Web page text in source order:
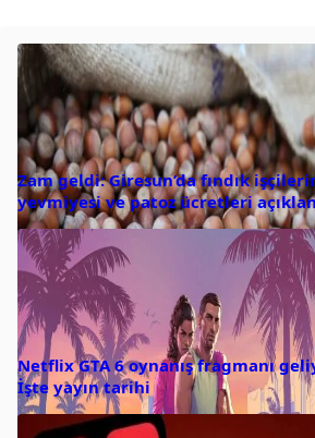
Zam geldi: Giresun’da fındık
yevmiyesi ve patoz ücretleri
Netflix GTA 6 oynanış fragmanı
İşte yayın tarihi